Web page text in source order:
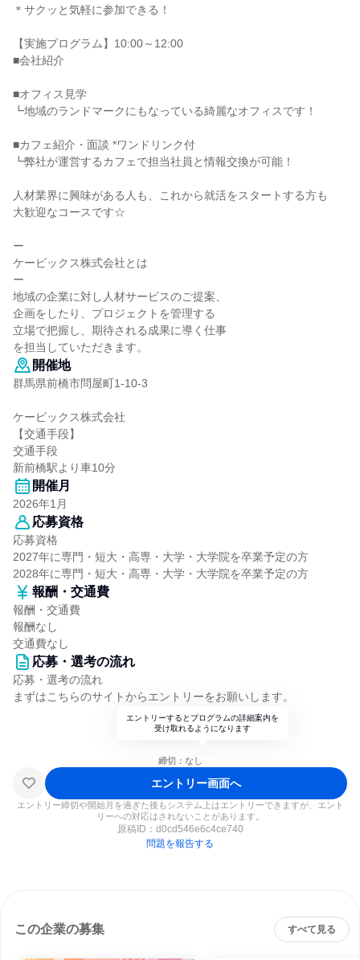
＊サクッと気軽に参加できる！
【実施プログラム】10:00～12:00
■会社紹介
■オフィス見学
┗地域のランドマークにもなっている綺麗なオフィスです！
■カフェ紹介・面談 *ワンドリンク付
┗弊社が運営するカフェで担当社員と情報交換が可能！
人材業界に興味がある人も、これから就活をスタートする方も
大歓迎なコースです☆
ー
ケービックス株式会社とは
ー
地域の企業に対し人材サービスのご提案、
企画をしたり、プロジェクトを管理する
立場で把握し、期待される成果に導く仕事
を担当していただきます。
開催地
群馬県前橋市問屋町1-10-3
ケービックス株式会社
【交通手段】
交通手段
新前橋駅より車10分
開催月
2026年1月
応募資格
応募資格
2027年に専門・短大・高専・大学・大学院を卒業予定の方
2028年に専門・短大・高専・大学・大学院を卒業予定の方
報酬・交通費
報酬・交通費
報酬なし
交通費なし
応募・選考の流れ
応募・選考の流れ
まずはこちらのサイトからエントリーをお願いします。
エントリーするとプログラムの詳細案内を
受け取れるようになります
締切：なし
エントリー画面へ
エントリー締切や開始月を過ぎた後もシステム上はエントリーできますが、エント
リーへの対応はされないことがあります。
原稿ID： d0cd546e6c4ce740
問題を報告する
この企業の募集 すべて見る